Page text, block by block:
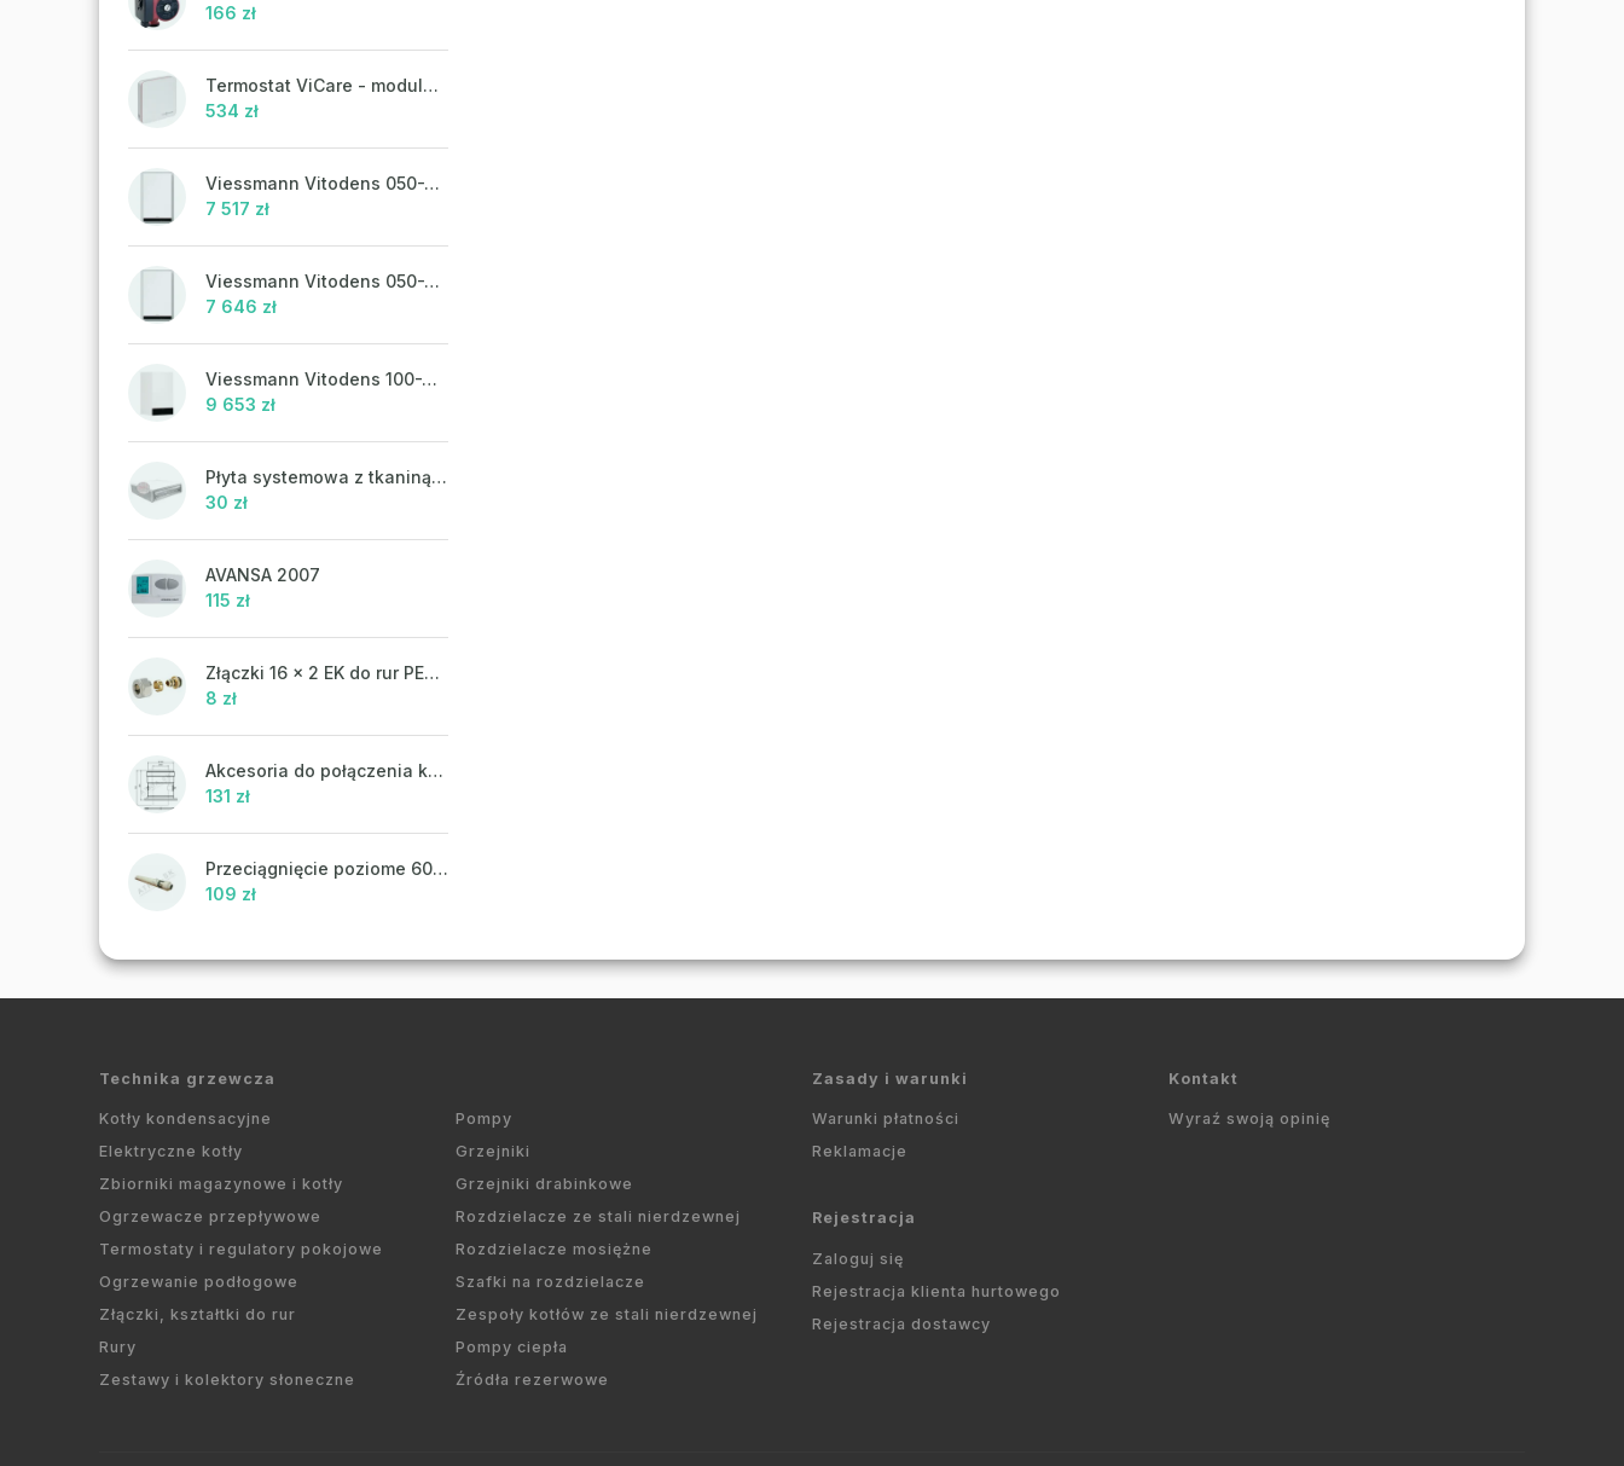
166 zł
Termostat ViCare - modulacja
534 zł
Viessmann Vitodens 050-W, 19 kW
7 517 zł
Viessmann Vitodens 050-W, 19 kW, ciepła woda użytkowa
7 646 zł
Viessmann Vitodens 100-W, 19 kW
9 653 zł
Płyta systemowa z tkaniną UHP 302FP
30 zł
AVANSA 2007
115 zł
Złączki 16 x 2 EK do rur PEX-AL-PEX
8 zł
Akcesoria do połączenia koncentrycznego PR43 - ATTACK
131 zł
Przeciągnięcie poziome 60/100 mm
109 zł
Technika grzewcza
Kotły kondensacyjne
Elektryczne kotły
Zbiorniki magazynowe i kotły
Ogrzewacze przepływowe
Termostaty i regulatory pokojowe
Ogrzewanie podłogowe
Złączki, kształtki do rur
Rury
Zestawy i kolektory słoneczne
Pompy
Grzejniki
Grzejniki drabinkowe
Rozdzielacze ze stali nierdzewnej
Rozdzielacze mosiężne
Szafki na rozdzielacze
Zespoły kotłów ze stali nierdzewnej
Pompy ciepła
Źródła rezerwowe
Zasady i warunki
Warunki płatności
Reklamacje
Rejestracja
Zaloguj się
Rejestracja klienta hurtowego
Rejestracja dostawcy
Kontakt
Wyraź swoją opinię